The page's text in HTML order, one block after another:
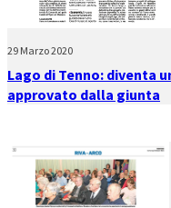
29 Marzo 2020
Lago di Tenno: diventa
approvato dalla giunta